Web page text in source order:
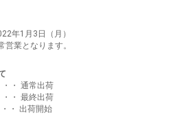
年1月3日（月）
業となります。
・ 通常出荷
・ 最終出荷
出荷開始